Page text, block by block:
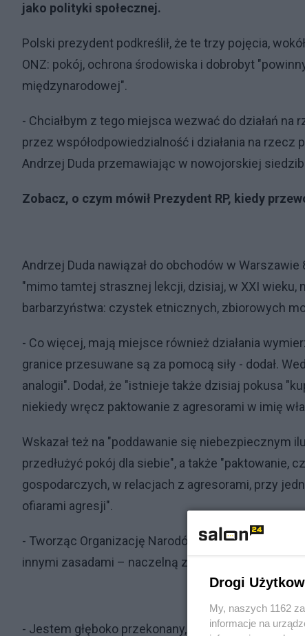
jako polityki społecznej.
Polski prezydent podkreślił, że te trzy pojęcia,
ONZ: pokój, ochrona środowiska i dobrobyt
międzynarodowej".
- Chciałbym z tego miejsca wezwać do działań
przez współodpowiedzialność i działania na
Andrzej Duda przemawiając w nowojorskiej
Zobacz, o czym mówił Prezydent RP, kiedy
Andrzej Duda nawiązał do obchodów w
"mimo tamtej strasznej lekcji, dzisiaj, w XXI wieku,
barbarzyństwa: czystek etnicznych, zbiorowych
- Co więcej, mają miejsce również działania
granice przesuwane są za pomocą siły - dodał.
analogii". Dodał, że "istnieje także dzisiaj pokusa
niekiedy wręcz paktowanie z agresorami w imię
Wskazał też na "poddawanie się niebezpiecznym
przedłużyć pokój dla siebie", a także "paktowanie,
gospodarczych, w relacjach z agresorami, przy
ofiarami agresji".
- Tworząc Organizację Narodów Zjednoczonych
innymi zasadami – naczelną z nich była zasada
- Jestem głęboko przekonany, że nadszedł
Drogi
My, naszych 1162
informacje na